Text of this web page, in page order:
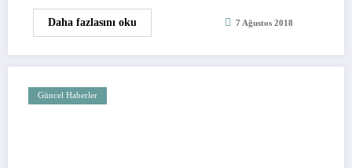
Daha fazlasını oku 7 Ağustos 2018
Güncel Haberler